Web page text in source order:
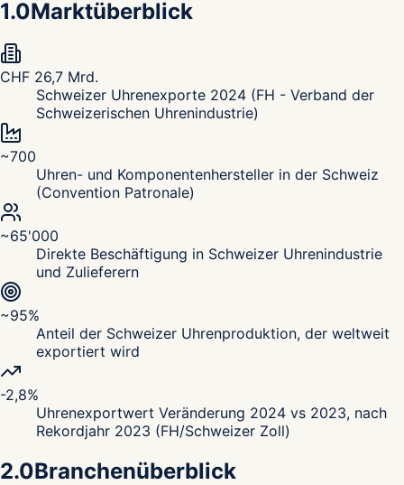
1.0Marktüberblick
CHF 26,7 Mrd.
Schweizer Uhrenexporte 2024 (FH - Verband der
Schweizerischen Uhrenindustrie)
~700
Uhren- und Komponentenhersteller in der Schweiz
(Convention Patronale)
~65'000
Direkte Beschäftigung in Schweizer Uhrenindustrie
und Zulieferern
~95%
Anteil der Schweizer Uhrenproduktion, der weltweit
exportiert wird
-2,8%
Uhrenexportwert Veränderung 2024 vs 2023, nach
Rekordjahr 2023 (FH/Schweizer Zoll)
2.0Branchenüberblick